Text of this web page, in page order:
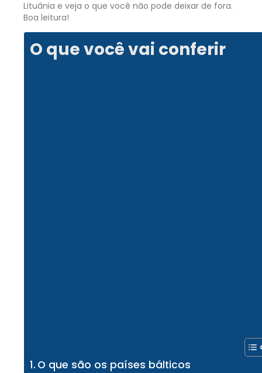
Lituânia e veja o que você não pode deixar de fora.
Boa leitura!
O que você vai conferir
O que são os países bálticos